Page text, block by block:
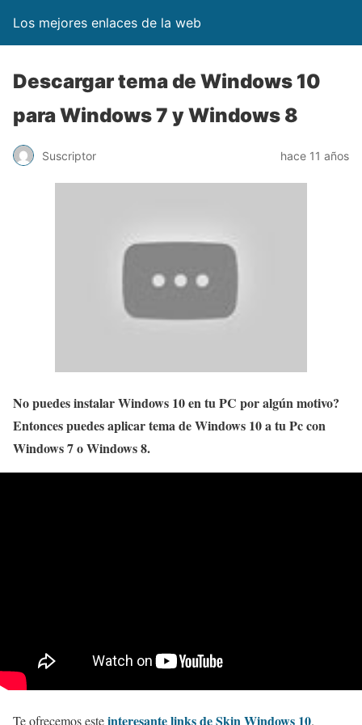
Los mejores enlaces de la web
Descargar tema de Windows 10
para Windows 7 y Windows 8
Suscriptor hace 11 años
No puedes instalar Windows 10 en tu PC por algún motivo?
Entonces puedes aplicar tema de Windows 10 a tu Pc con
Windows 7 o Windows 8.
Te ofrecemos esteinteresante links de Skin Windows 10.